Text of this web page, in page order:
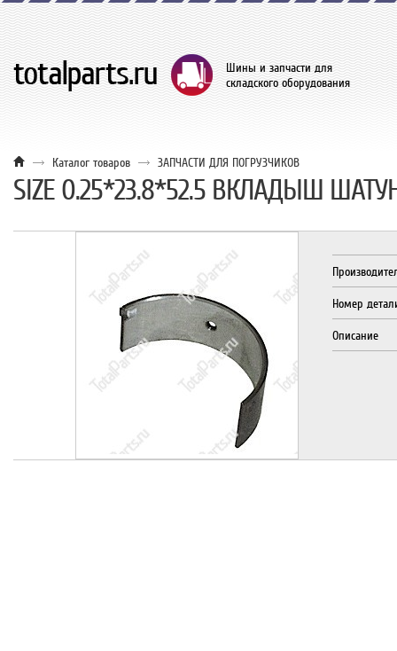
Шины и запчасти для
складского оборудования
Каталог товаров ЗАПЧАСТИ ДЛЯ ПОГРУЗЧИКОВ
SIZE 0.25*23.8*52.5 ВКЛАДЫШ
Номер
Описание